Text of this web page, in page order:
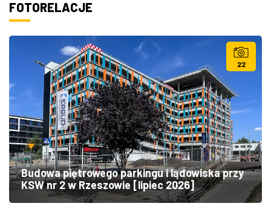
FOTORELACJE
22
Budowa piętrowego parkingu i lądowiska przy
KSW nr 2 w Rzeszowie [lipiec 2026]